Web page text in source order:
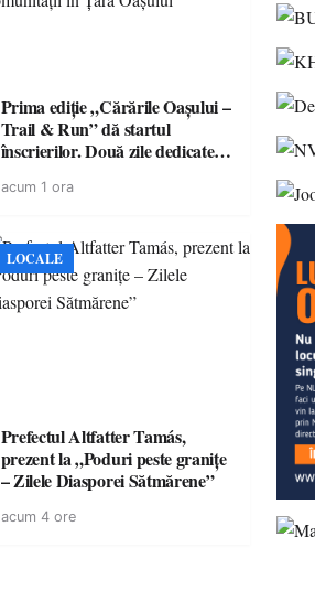
Prima ediție „Cărările Oașului –
Trail & Run” dă startul
înscrierilor. Două zile dedicate
în Țara Oașului
acum 1 ora
LOCALE
Prefectul Altfatter Tamás,
prezent la „Poduri peste granițe
– Zilele Diasporei Sătmărene”
acum 4 ore